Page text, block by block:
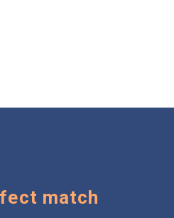
match